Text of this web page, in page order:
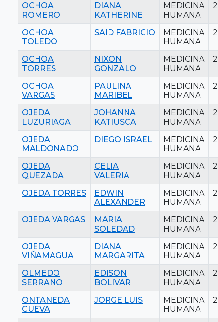
OCHOA
ROMERO
DIANA
KATHERINE
MEDICINA
HUMANA
OCHOA
TOLEDO
SAID FABRICIO
MEDICINA
HUMANA
OCHOA
TORRES
NIXON
GONZALO
MEDICINA
HUMANA
OCHOA
VARGAS
PAULINA
MARIBEL
MEDICINA
HUMANA
OJEDA
LUZURIAGA
JOHANNA
KATIUSCA
MEDICINA
HUMANA
OJEDA
MALDONADO
DIEGO ISRAEL
MEDICINA
HUMANA
OJEDA
QUEZADA
CELIA
VALERIA
MEDICINA
HUMANA
OJEDA TORRES
EDWIN
ALEXANDER
MEDICINA
HUMANA
OJEDA VARGAS
MARIA
SOLEDAD
MEDICINA
HUMANA
OJEDA
VIÑAMAGUA
DIANA
MARGARITA
MEDICINA
HUMANA
OLMEDO
SERRANO
EDISON
BOLIVAR
MEDICINA
HUMANA
ONTANEDA
CUEVA
JORGE LUIS
MEDICINA
HUMANA